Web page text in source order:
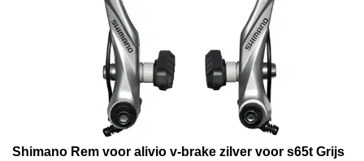
Shimano Rem voor alivio v-brake zilver voor s65t Grijs